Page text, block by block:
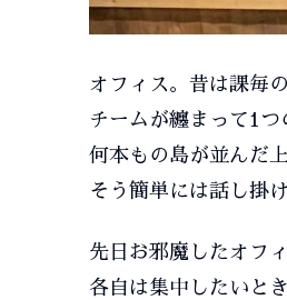
オフィス。昔は課毎
チームが纏まって1
何本もの島が並んだ
そう簡単には話し掛
先日お邪魔したオフ
各自は集中したいと